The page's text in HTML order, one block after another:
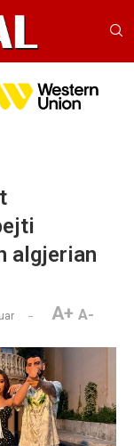
algjerian
A+ A-